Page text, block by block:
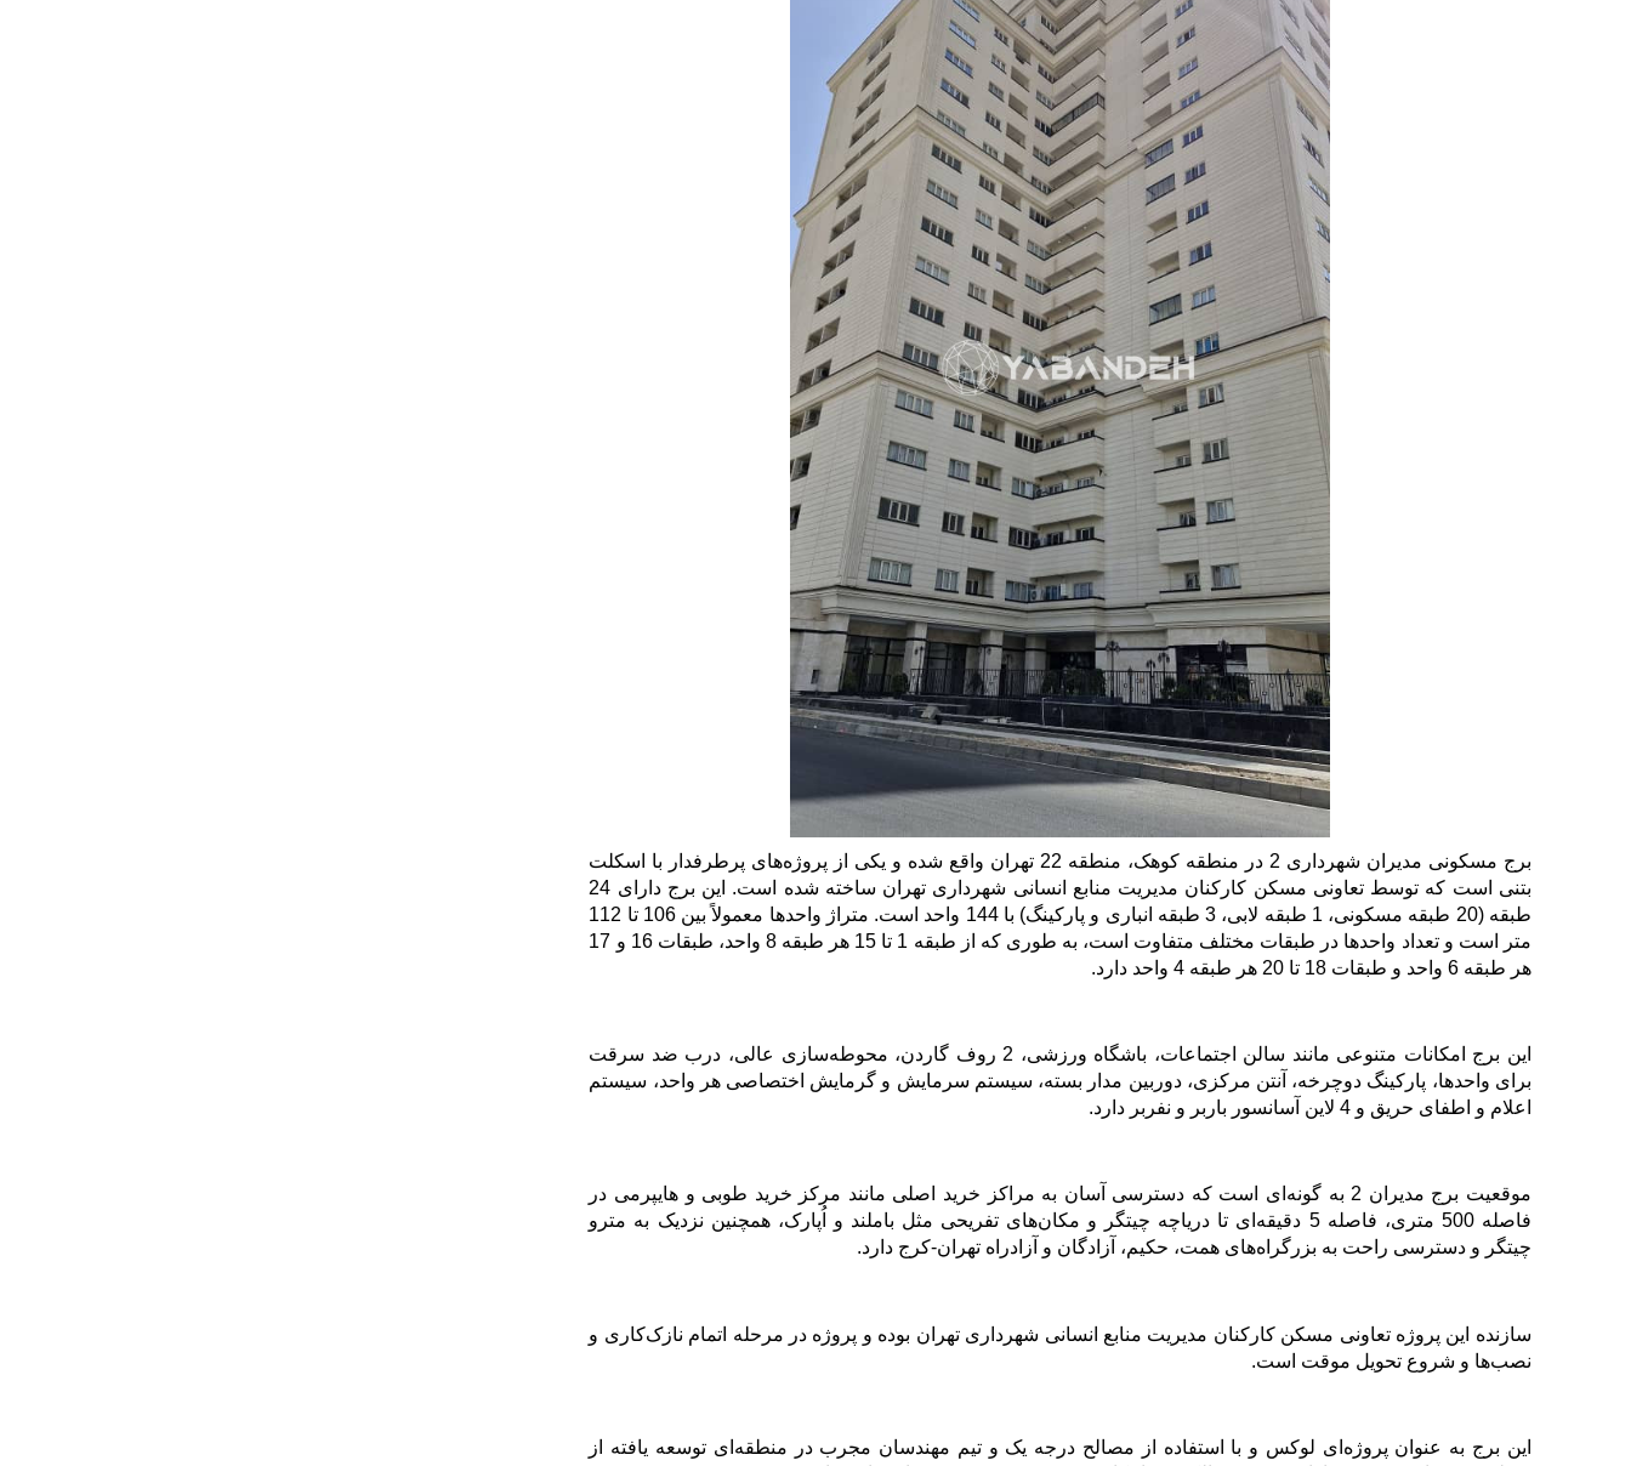
برج مسکونی مدیران شهرداری 2 در منطقه کوهک، منطقه 22 تهران واقع شده و یکی از پروژه‌های پرطرفدار با اسکلت
بتنی است که توسط تعاونی مسکن کارکنان مدیریت منابع انسانی شهرداری تهران ساخته شده است. این برج دارای 24
طبقه (20 طبقه مسکونی، 1 طبقه لابی، 3 طبقه انباری و پارکینگ) با 144 واحد است. متراژ واحدها معمولاً بین 106 تا 112
متر است و تعداد واحدها در طبقات مختلف متفاوت است، به طوری که از طبقه 1 تا 15 هر طبقه 8 واحد، طبقات 16 و 17
هر طبقه 6 واحد و طبقات 18 تا 20 هر طبقه 4 واحد دارد
.
این برج امکانات متنوعی مانند سالن اجتماعات، باشگاه ورزشی، 2 روف گاردن، محوطه‌سازی عالی، درب ضد سرقت
برای واحدها، پارکینگ دوچرخه، آنتن مرکزی، دوربین مدار بسته، سیستم سرمایش و گرمایش اختصاصی هر واحد، سیستم
اعلام و اطفای حریق و 4 لاین آسانسور باربر و نفربر دارد
.
موقعیت برج مدیران 2 به گونه‌ای است که دسترسی آسان به مراکز خرید اصلی مانند مرکز خرید طوبی و هایپرمی در
فاصله 500 متری، فاصله 5 دقیقه‌ای تا دریاچه چیتگر و مکان‌های تفریحی مثل باملند و اُپارک، همچنین نزدیک به مترو
چیتگر و دسترسی راحت به بزرگراه‌های همت، حکیم، آزادگان و آزادراه تهران-کرج دارد.
سازنده این پروژه تعاونی مسکن کارکنان مدیریت منابع انسانی شهرداری تهران بوده و پروژه در مرحله اتمام نازک‌کاری و
نصب‌ها و شروع تحویل موقت است.
این برج به عنوان پروژه‌ای لوکس و با استفاده از مصالح درجه یک و تیم مهندسان مجرب در منطقه‌ای توسعه یافته از